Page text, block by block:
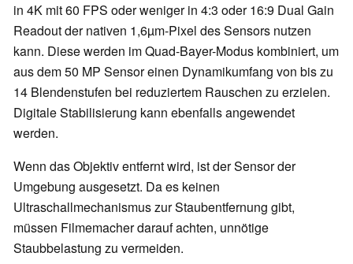
in 4K mit 60 FPS oder weniger in 4:3 oder 16:9 Dual Gain
Readout der nativen 1,6µm-Pixel des Sensors nutzen
kann. Diese werden im Quad-Bayer-Modus kombiniert, um
aus dem 50 MP Sensor einen Dynamikumfang von bis zu
14 Blendenstufen bei reduziertem Rauschen zu erzielen.
Digitale Stabilisierung kann ebenfalls angewendet
werden.
Wenn das Objektiv entfernt wird, ist der Sensor der
Umgebung ausgesetzt. Da es keinen
Ultraschallmechanismus zur Staubentfernung gibt,
müssen Filmemacher darauf achten, unnötige
Staubbelastung zu vermeiden.